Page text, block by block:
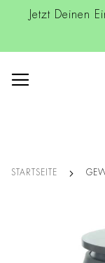
Jetzt Deinen
STARTSEITE